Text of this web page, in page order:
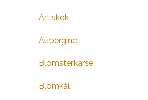
Artiskok
Aubergine
Blomsterkarse
Blomkål